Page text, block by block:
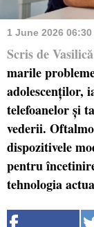
1 June 2026 06:30
Scris de
marile
adolescenților,
telefoanelor și
vederii.
dispozitivele
pentru
tehnologia